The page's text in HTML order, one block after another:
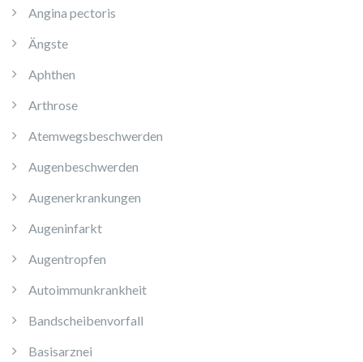
Angina pectoris
Ängste
Aphthen
Arthrose
Atemwegsbeschwerden
Augenbeschwerden
Augenerkrankungen
Augeninfarkt
Augentropfen
Autoimmunkrankheit
Bandscheibenvorfall
Basisarznei